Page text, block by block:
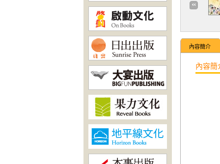
內容簡介
內容簡